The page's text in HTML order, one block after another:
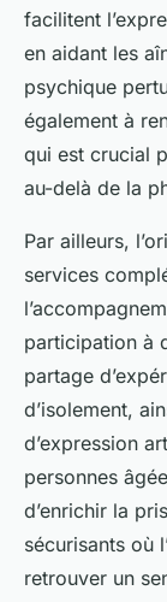
facilitent
en aidant les
psychique
également à
qui est crucial
au-delà de la
Par ailleurs,
services
participation à
partage
d’isolement,
d’expression
personnes
d’enrichir la
sécurisants où
retrouver un